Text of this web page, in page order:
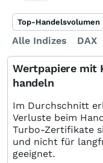
Alle Indizes DAX
Top-Handelsvolumen
Wertpapiere mit
handeln
Im Durchschnitt
Verluste beim
Turbo-Zertifikate
und nicht für
geeignet.